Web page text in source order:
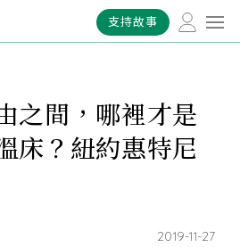
支持故事
之間，哪裡才是
床？紐約惠特尼
2019-11-27